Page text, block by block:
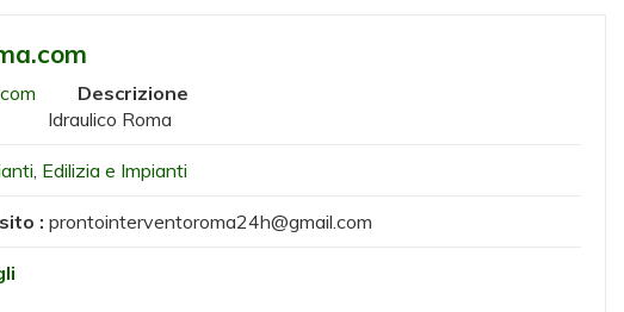
Descrizione
Idraulico Roma
Edilizia e Impianti
: prontointerventoroma24h@gmail.com